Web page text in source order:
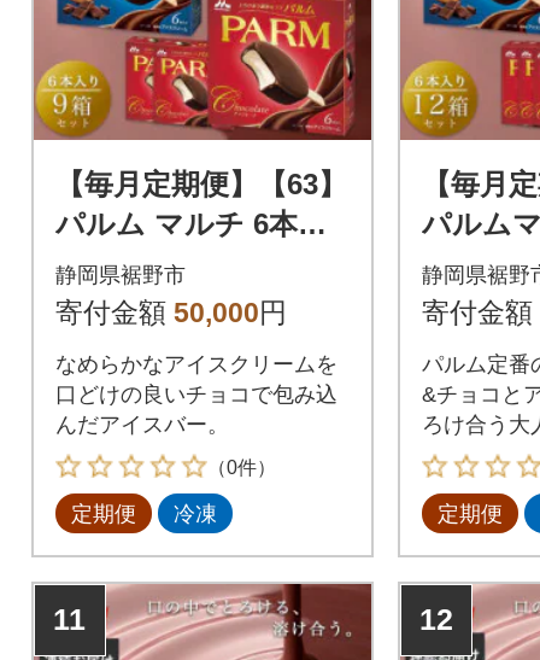
【毎月定期便】【63】
パルム マルチ 6本入×
3箱/チョコレート&チ
ョコレート 6本入×6箱
静岡県裾野市
寄付金額 50,000円
なめらかなアイスクリームを
口どけの良いチョコで包み込
んだアイスバー。
（0件）
定期便 冷凍
【毎月
パルム
6箱/チ
ョコレ
静岡県裾野
寄付金額
パルム定番
&チョコと
ろけ合う大
バー。
定期便
11 12